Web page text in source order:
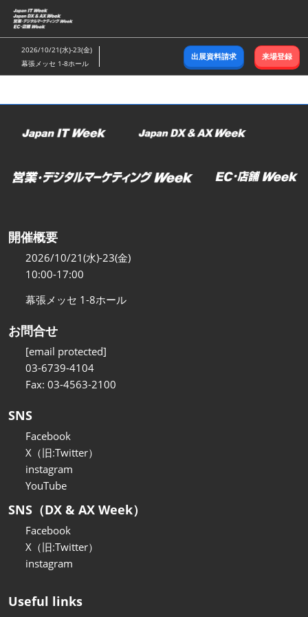
ス
キ
ッ
し
2026/10/21(水)-23(金)
幕張メッセ 1-8ホール
出展資料請求 来場登録
開催概要
2026/10/21(水)-23(金)
10:00-17:00
幕張メッセ 1-8ホール
お問合せ
[email protected]
03-6739-4104
Fax: 03-4563-2100
SNS
Facebook
X（旧:Twitter）
instagram
YouTube
SNS（DX & AX Week）
Facebook
X（旧:Twitter）
instagram
Useful links